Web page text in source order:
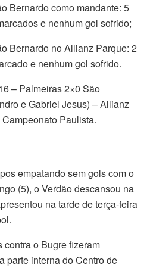
Bernardo como mandante: 5
e nenhum gol sofrido;
Bernardo no Allianz Parque: 2
e nenhum gol sofrido.
– Palmeiras 2×0 São
e Gabriel Jesus) – Allianz
Paulista.
empatando sem gols com o
(5), o Verdão descansou na
na tarde de terça-feira
contra o Bugre fizeram
parte interna do Centro de